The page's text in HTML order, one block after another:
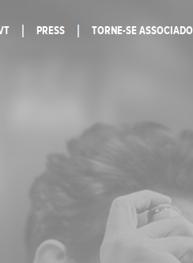
PRESS TORNE-SE ASSOCIADO